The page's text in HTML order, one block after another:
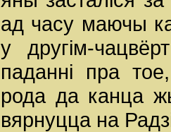
ад часу маючы
у другім-
паданні пра
рода да канца
вярнуцца на